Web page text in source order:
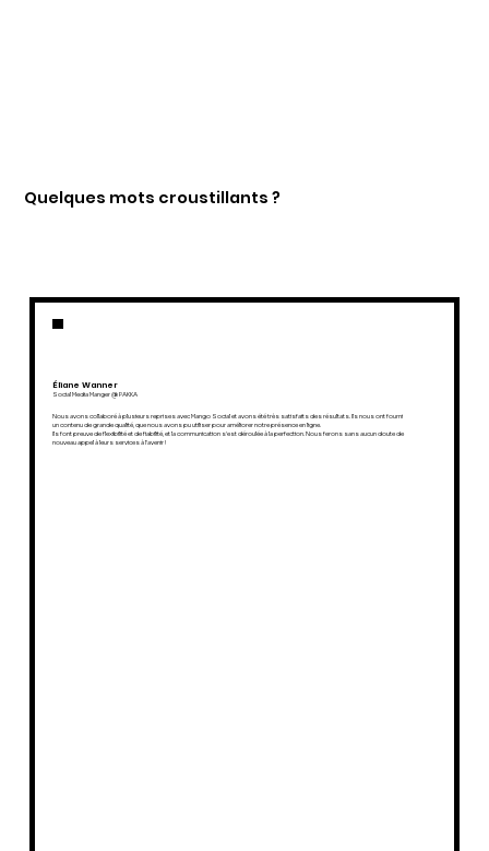
Éliane Wanner
Social Media Manger @ PAKKA
Nous avons collaboré à plusieurs reprises avec Mango Social et avons été très satisfaits des résultats. Ils nous ont fourni
un contenu de grande qualité, que nous avons pu utiliser pour améliorer notre présence en ligne.
Ils font preuve de flexibilité et de fiabilité, et la communication s'est déroulée à la perfection. Nous ferons sans aucun doute de
nouveau appel à leurs services à l'avenir !
Quelques mots croustillants ?